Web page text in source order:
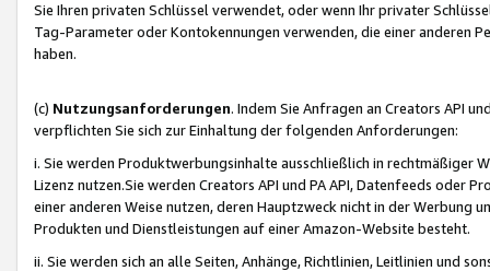
Sie Ihren privaten Schlüssel verwendet, oder wenn Ihr privater
Tag-Parameter oder Kontokennungen verwenden, die einer anderen
haben.
(c) Nutzungsanforderungen. Indem Sie Anfragen an Creators API
verpflichten Sie sich zur Einhaltung der folgenden Anforderungen:
i. Sie werden Produktwerbungsinhalte ausschließlich in rechtmäßiger
Lizenz nutzen.Sie werden Creators API und PA API, Datenfeeds oder
einer anderen Weise nutzen, deren Hauptzweck nicht in der Werbung
Produkten und Dienstleistungen auf einer Amazon-Website besteht.
ii. Sie werden sich an alle Seiten, Anhänge, Richtlinien, Leitlinien und